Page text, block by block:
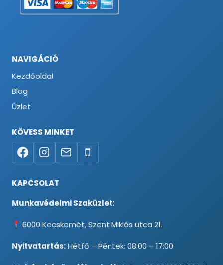
NAVIGÁCIÓ
Kezdőoldal
Blog
Üzlet
KÖVESS MINKET
KAPCSOLAT
Munkavédelmi Szaküzlet:
6000 Kecskemét, Szent Miklós utca 21.
Nyitvatartás:Hétfő – Péntek: 08:00 – 17:00